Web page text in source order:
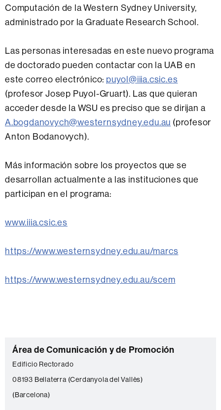
Computación de la Western Sydney University,
administrado por la Graduate Research School.
Las personas interesadas en este nuevo programa
de doctorado pueden contactar con la UAB en
este correo electrónico: puyol@iiia.csic.es
(profesor Josep Puyol-Gruart). Las que quieran
acceder desde la WSU es preciso que se dirijan a
A.bogdanovych@westernsydney.edu.au (profesor
Anton Bodanovych).
Más información sobre los proyectos que se
desarrollan actualmente a las instituciones que
participan en el programa:
www.iiia.csic.es
https://www.westernsydney.edu.au/marcs
https://www.westernsydney.edu.au/scem
C
o
n
t
Área de Comunicación y de Promoción
Edificio Rectorado
08193 Bellaterra (Cerdanyola del Vallès)
(Barcelona)